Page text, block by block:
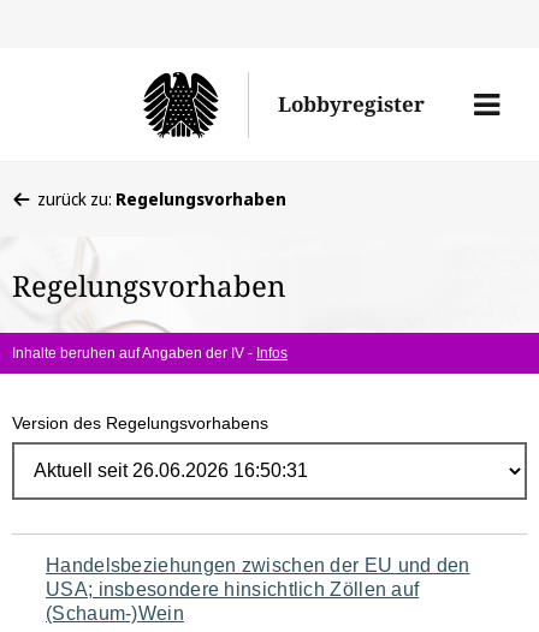
Lobbyregister
Menü
befinden
hier:
zurück zu: Regelungsvorhaben
Regelungsvorhaben
Inhalte beruhen auf Angaben der IV - Infos
Version des Regelungsvorhabens
Navigation
für
Handelsbeziehungen zwischen der EU und den
USA; insbesondere hinsichtlich Zöllen auf
(Schaum-)Wein